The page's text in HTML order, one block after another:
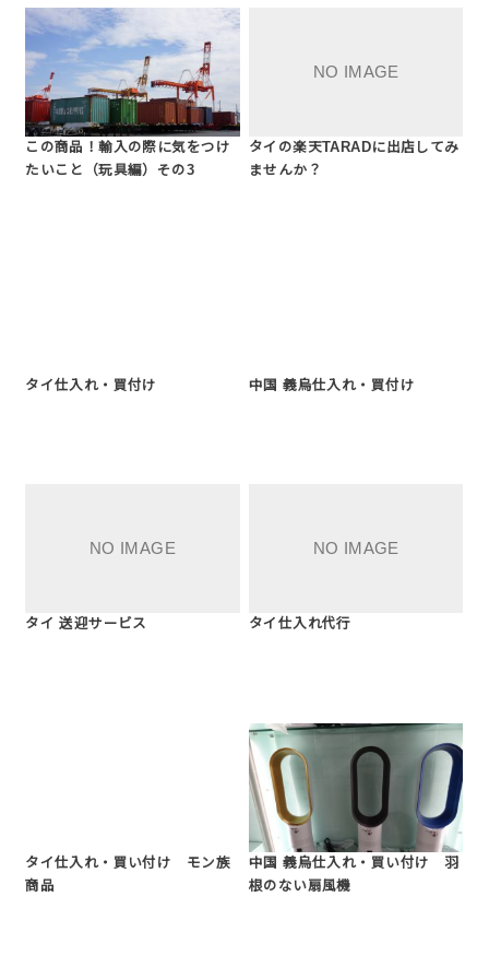
この商品！輸入の際に気をつけ
たいこと（玩具編）その3
タイの楽天TARADに出店してみ
ませんか？
タイ仕入れ・買付け 中国 義烏仕入れ・買付け
タイ 送迎サービス タイ仕入れ代行
タイ仕入れ・買い付け モン族
商品
中国 義烏仕入れ・買い付け 羽
根のない扇風機